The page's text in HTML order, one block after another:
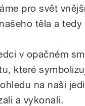
pro svět
těla a
v opačném
které
na naši
a vykonali.